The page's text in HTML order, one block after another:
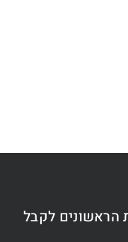
הראשונים לקבל